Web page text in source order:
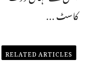
کاسٹ ...
RELATED ARTICLES